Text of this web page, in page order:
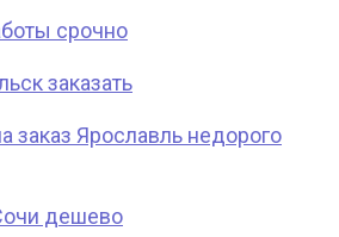
срочно
заказать
заказ Ярославль недорого
дешево